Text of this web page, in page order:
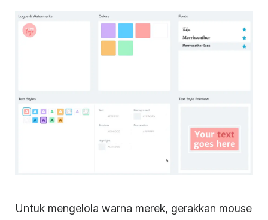
Untuk mengelola warna merek, gerakkan mouse